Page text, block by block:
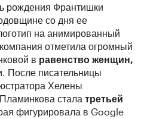
рождения Франтишки
со дня ее
на анимированный
отметила огромный
в равенство женщин,
После писательницы
Хелены
стала третьей
фигурировала в Google